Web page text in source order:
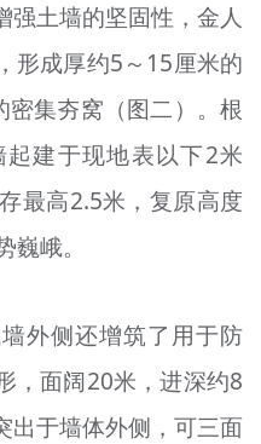
强土墙的坚固性，金人
形成厚约5～15厘米的
集夯窝（图二）。根
建于现地表以下2米
最高2.5米，复原高度
峨。
外侧还增筑了用于防
，面阔20米，进深约8
出于墙体外侧，可三面